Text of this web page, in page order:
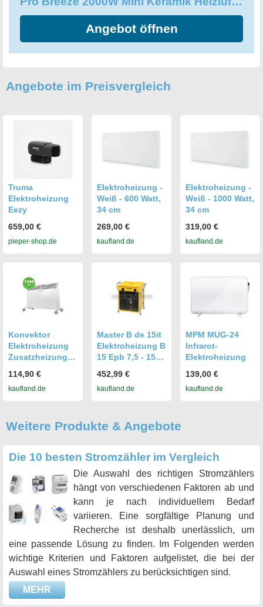
ist er die ideale Lösung, um sich an kalten Tagen warm zu
halten und eine gemütliche Atmosphäre in Ihrem Zuhause
zu schaffen.
Angebot öffnen
Angebote im Preisvergleich
Truma
Elektroheizung
Eezy
659,00 €
pieper-shop.de
Elektroheizung -
Weiß - 600 Watt,
34 cm
269,00 €
kaufland.de
Elektroheizung -
Weiß - 1000 Watt,
34 cm
319,00 €
kaufland.de
Konvektor
Elektroheizung
Zusatzheizung
elektrische
Heizung 1500W
114,90 €
kaufland.de
Master B de 15it
Elektroheizung B
15 Epb 7,5 - 15
452,99 €
kaufland.de
MPM MUG-24
Infrarot-
Elektroheizung
139,00 €
kaufland.de
Weitere Produkte & Angebote
Die 10 besten Stromzähler im Vergleich
Die Auswahl des richtigen Stromzählers
hängt von verschiedenen Faktoren ab und
kann je nach individuellem Bedarf
variieren. Eine sorgfältige Planung und
Recherche ist deshalb unerlässlich, um
eine passende Lösung zu finden. Im Folgenden werden
wichtige Kriterien und Faktoren aufgelistet, die bei der
Auswahl eines Stromzählers zu berücksichtigen sind.
MEHR